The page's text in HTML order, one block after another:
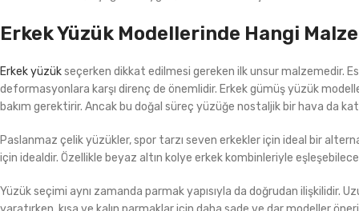
Erkek Yüzük Modellerinde Hangi
Erkek yüzükseçerken dikkat edilmesi gereken ilk unsur malzemedir.
deformasyonlara karşı direnç de önemlidir. Erkek gümüş yüzük
bakım gerektirir. Ancak bu doğal süreç yüzüğe nostaljik bir hava da
Paslanmaz çelik yüzükler, spor tarzı seven erkekler için ideal bir
için idealdir. Özellikle beyaz altın kolye erkek kombinleriyle
Yüzük seçimi aynı zamanda parmak yapısıyla da doğrudan ilişkilidir.